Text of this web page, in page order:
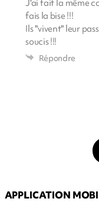
J'ai fait la même
fais la bise !!!
Ils "vivent" leur
soucis !!!
Répondre
APPLICATION